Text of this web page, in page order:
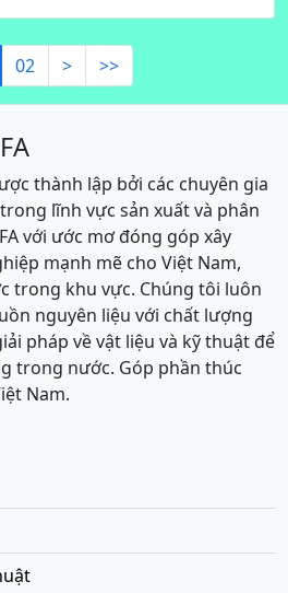
02 > >>
thành lập bởi các chuyên gia
lĩnh vực sản xuất và phân
với ước mơ đóng góp xây
mạnh mẽ cho Việt Nam,
trong khu vực. Chúng tôi luôn
nguyên liệu với chất lượng
pháp về vật liệu và kỹ thuật để
trong nước. Góp phần thúc
Nam.